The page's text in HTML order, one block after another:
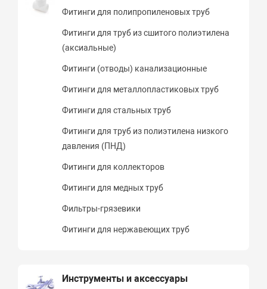
Фитинги для полипропиленовых труб
Фитинги для труб из сшитого полиэтилена
(аксиальные)
Фитинги (отводы) канализационные
Фитинги для металлопластиковых труб
Фитинги для стальных труб
Фитинги для труб из полиэтилена низкого
давления (ПНД)
Фитинги для коллекторов
Фитинги для медных труб
Фильтры-грязевики
Фитинги для нержавеющих труб
Инструменты и аксессуары